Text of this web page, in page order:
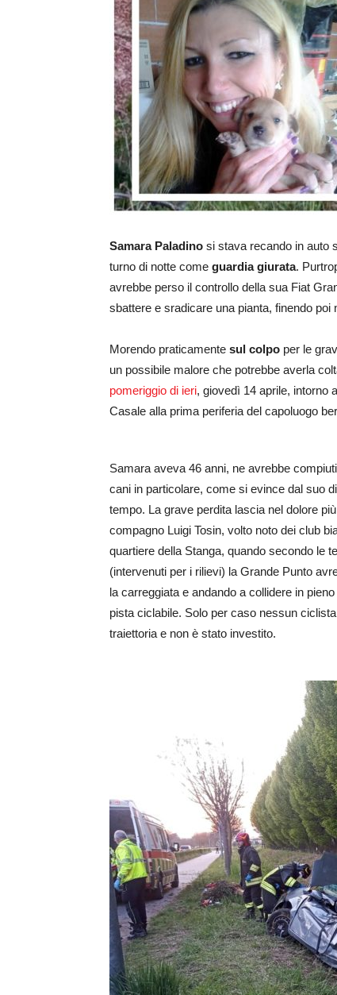
Samara Paladino si stava recando in auto
turno di notte come guardia giurata.
avrebbe perso il controllo della sua Fiat
sbattere e sradicare una pianta, finendo
Morendo praticamente sul colpo per le
un possibile malore che potrebbe averla
pomeriggio di ieri, giovedì 14 aprile, intorno
Casale alla prima periferia del capoluogo
Samara aveva 46 anni, ne avrebbe
cani in particolare, come si evince dal suo
tempo. La grave perdita lascia nel dolore
compagno Luigi Tosin, volto noto dei club
quartiere della Stanga, quando secondo le
(intervenuti per i rilievi) la Grande Punto
la carreggiata e andando a collidere in
pista ciclabile. Solo per caso nessun
traiettoria e non è stato investito.